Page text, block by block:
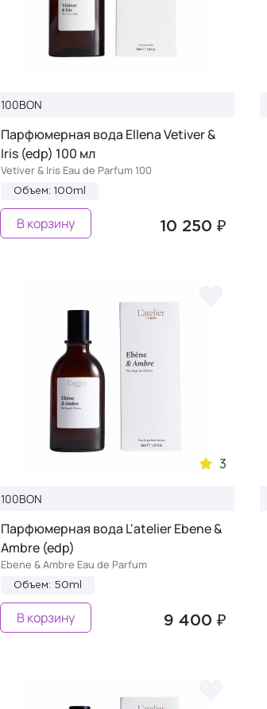
100BON
Парфюмерная вода Ellena Vetiver &
Iris (edp) 100 мл
Vetiver & Iris Eau de Parfum 100
Объем: 100ml
10 250 ₽
В корзину
3
100BON
Парфюмерная вода L'atelier Ebene &
Ambre (edp)
Ebene & Ambre Eau de Parfum
Объем: 50ml
9 400 ₽
В корзину